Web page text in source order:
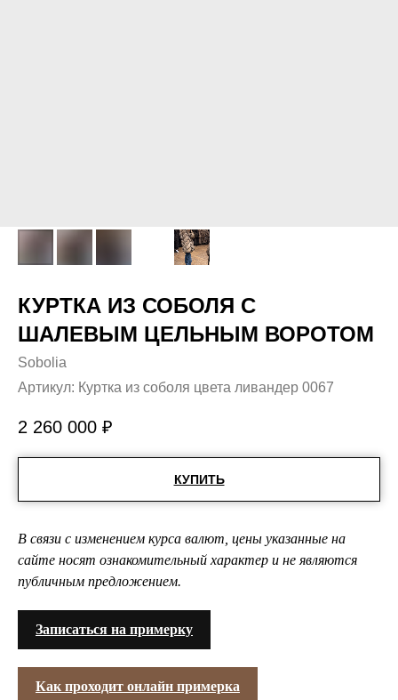
КУРТКА ИЗ СОБОЛЯ С
ШАЛЕВЫМ ЦЕЛЬНЫМ ВОРОТОМ
Sobolia
Артикул: Куртка из соболя цвета ливандер 0067
2 260 000 ₽
КУПИТЬ
В связи с изменением курса валют, цены указанные на
сайте носят ознакомительный характер и не являются
публичным предложением.
Записаться на примерку
Как проходит онлайн примерка